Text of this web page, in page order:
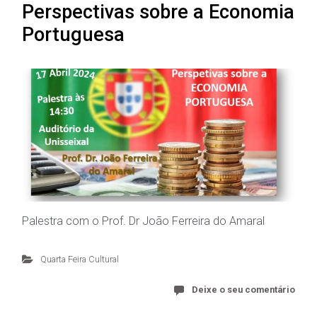
Perspectivas sobre a Economia
Portuguesa
Palestra com o Prof. Dr João Ferreira do Amaral
Quarta Feira Cultural
Deixe o seu comentário